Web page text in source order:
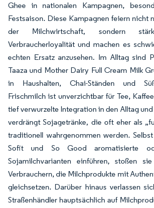
Ghee in nationalen Kampagnen,
Festsaison. Diese Kampagnen feiern nicht
der Milchwirtschaft, sondern
Verbraucherloyalität und machen es
echten Ersatz anzusehen. Im Alltag sind
Taaza und Mother Dairy Full Cream Milk
in Haushalten, Chai-Ständen und
Frischmilch ist unverzichtbar für Tee,
tief verwurzelte Integration in den Alltag und
verdrängt Sojagetränke, die oft eher als
traditionell wahrgenommen werden.
Sofit und So Good aromatisierte
Sojamilchvarianten einführen, stoßen
Verbrauchern, die Milchprodukte mit
gleichsetzen. Darüber hinaus verlassen
Straßenhändler hauptsächlich auf